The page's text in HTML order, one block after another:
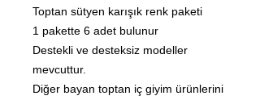
Toptan sütyen karışık renk paketi
1 pakette 6 adet bulunur
Destekli ve desteksiz modeller
mevcuttur.
Diğer bayan toptan iç giyim ürünlerini